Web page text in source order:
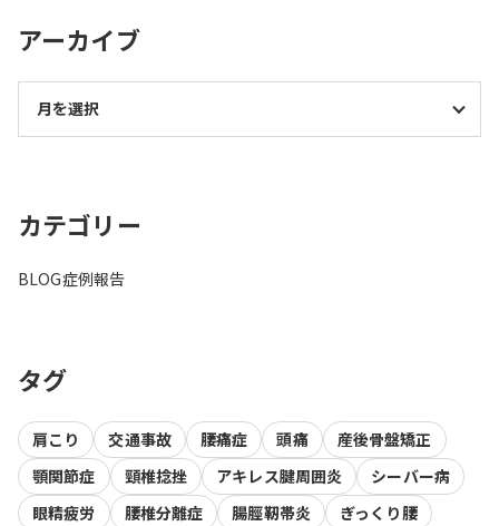
アーカイブ
カテゴリー
BLOG症例報告
タグ
肩こり 交通事故 腰痛症 頭痛
産後骨盤矯正
顎関節症
頸椎捻挫 アキレス腱周囲炎
シーバー病
眼精疲労
腰椎分離症 腸脛靭帯炎
ぎっくり腰